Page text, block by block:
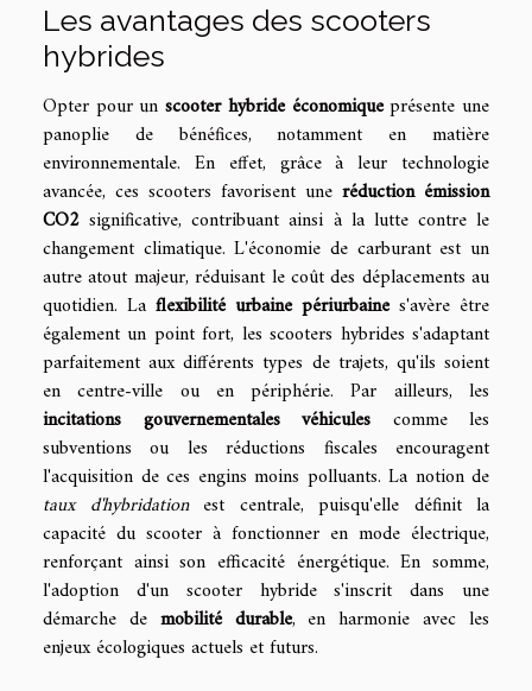
Les avantages des scooters
hybrides
Opter pour unscooter hybride économiqueprésente une
panoplie de bénéfices, notamment en matière
environnementale. En effet, grâce à leur technologie
avancée, ces scooters favorisent une réduction émission
CO2 significative, contribuant ainsi à la lutte contre le
changement climatique. L'économie de carburant est un
autre atout majeur, réduisant le coût des déplacements au
quotidien. La flexibilité urbaine périurbaines'avère être
également un point fort, les scooters hybrides s'adaptant
parfaitement aux différents types de trajets, qu'ils soient
en centre-ville ou en périphérie. Par ailleurs, les
incitations gouvernementales véhicules comme les
subventions ou les réductions fiscales encouragent
l'acquisition de ces engins moins polluants. La notion de
taux d'hybridationest centrale, puisqu'elle définit la
capacité du scooter à fonctionner en mode électrique,
renforçant ainsi son efficacité énergétique. En somme,
l'adoption d'un scooter hybride s'inscrit dans une
démarche de mobilité durable, en harmonie avec les
enjeux écologiques actuels et futurs.